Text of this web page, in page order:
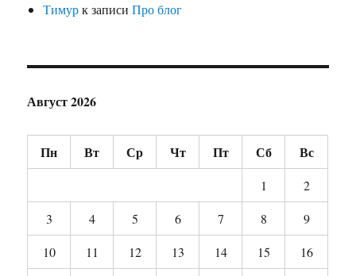
Тимурк записиПро блог
Август 2026
Пн Вт Ср Чт Пт Сб Вс
1
2
3
4 5 6 7 8
9
10
11 12 13 14 15
16